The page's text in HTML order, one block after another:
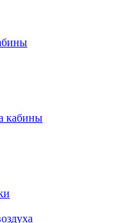
кабины